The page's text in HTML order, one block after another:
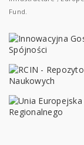
Fund.